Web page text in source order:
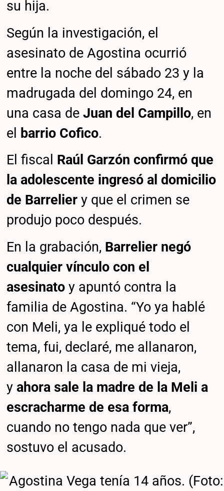
su hija.
Según la investigación, el
asesinato de Agostina ocurrió
entre la noche del sábado 23 y la
madrugada del domingo 24, en
una casa deJuan del Campillo, en
el barrio Cofico.
El fiscal Raúl Garzón confirmó que
la adolescente ingresó al domicilio
de Barreliery que el crimen se
produjo poco después.
En la grabación, Barrelier negó
cualquier vínculo con el
asesinato y apuntó contra la
familia de Agostina. “Yo ya hablé
con Meli, ya le expliqué todo el
tema, fui, declaré, me allanaron,
allanaron la casa de mi vieja,
y ahora sale la madre de la Meli a
escracharme de esa forma,
cuando no tengo nada que ver”,
sostuvo el acusado.